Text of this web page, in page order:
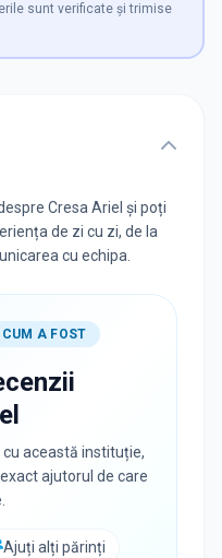
sunt verificate și trimise
Cresa Ariel și poți
de zi cu zi, de la
cu echipa.
A FOST
această instituție,
ajutorul de care
Ajuți alți părinți